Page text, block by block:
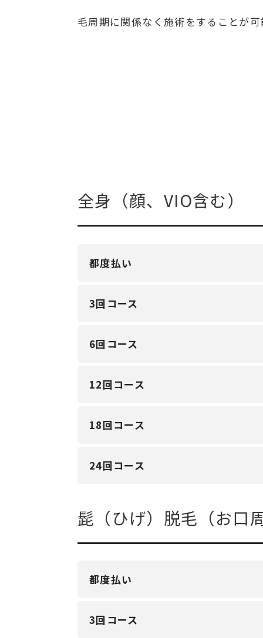
毛周期に関係なく施術をすることが
全身（顔、VIO含む）
都度払い
3回コース
6回コース
12回コース
18回コース
24回コース
髭（ひげ）脱毛（お口周
都度払い
3回コース